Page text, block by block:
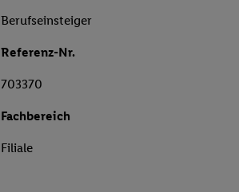
Berufseinsteiger
Referenz-Nr.
703370
Fachbereich
Filiale